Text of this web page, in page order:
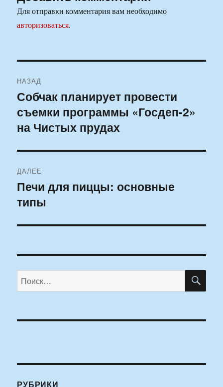
Для отправки комментария вам необходимо
авторизоваться.
по
записям
НАЗАД
Предыдущая
запись:
Собчак планирует провести
съемки программы «Госдеп-2»
на Чистых прудах
ДАЛЕЕ
Следующая
запись:
Печи для пиццы: основные
типы
Искать:
РУБРИКИ